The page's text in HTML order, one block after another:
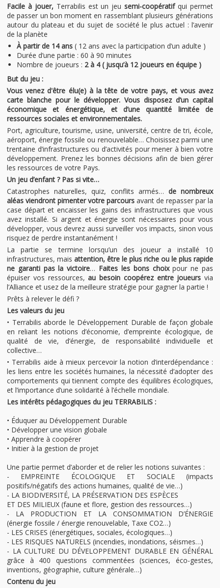
Facile à jouer, Terrabilis est un jeusemi-coopératifqui permet
de passer un bon moment en rassemblant plusieurs générations
autour du plateau et du sujet de société le plus actuel : l’avenir
de la planète
À partir de 14 ans ( 12 ans avec la participation d’un adulte )
Durée d’une partie : 60 à 90 minutes
Nombre de joueurs : 2 à 4 ( jusqu’à 12 joueurs en équipe )
But du jeu :
Vous venez d'être élu(e) à la tête de votre pays, et vous avez
carte blanche pour le développer. Vous disposez d’un capital
économique et énergétique, et d’une quantité limitée de
ressources sociales et environnementales.
Port, agriculture, tourisme, usine, université, centre de tri, école,
aéroport, énergie fossile ou renouvelable… Choisissez parmi une
trentaine d’infrastructures ou d’activités pour mener à bien votre
développement. Prenez les bonnes décisions afin de bien gérer
les ressources de votre Pays.
Un jeu d’enfant ? Pas si vite…
Catastrophes naturelles, quiz, conflits armés… de nombreux
aléas viendront pimenter votre parcours avant de repasser par la
case départ et encaisser les gains des infrastructures que vous
avez installé. Si argent et énergie sont nécessaires pour vous
développer, vous devrez aussi surveiller vos impacts, sinon vous
risquez de perdre instantanément !
La partie se termine lorsqu’un des joueur a installé 10
infrastructures, mais attention, être le plus riche ou le plus rapide
ne garanti pas la victoire… Faites les bons choixpour ne pas
épuiser vos ressources,au besoin coopérez entre joueurs via
l’Alliance et usez de la meilleure stratégie pour gagner la partie !
Prêts à relever le défi ?
Les valeurs du jeu
• Terrabilis aborde le Développement Durable de façon globale
en reliant les notions d’économie, d’empreinte écologique, de
qualité de vie, d’énergie, de responsabilité individuelle et
collective…
• Terrabilis aide à mieux percevoir la notion d’interdépendance :
les liens entre les sociétés humaines, la nécessité d’adopter des
comportements qui tiennent compte des équilibres écologiques,
et l’importance d’une solidarité à l’échelle mondiale.
Les intérêts pédagogiques du jeu TERRABILIS :
• Éduquer au Développement Durable
• Développer une vision globale
• Apprendre à coopérer
• Initier à la gestion de projet
Une partie permet d’aborder et de relier les notions suivantes :
- EMPREINTE ÉCOLOGIQUE ET SOCIALE (impacts
positifs/négatifs des actions humaines, qualité de vie…)
- LA BIODIVERSITÉ, LA PRÉSERVATION DES ESPÈCES
ET DES MILIEUX (faune et flore, gestion des ressources…)
- LA PRODUCTION ET LA CONSOMMATION D’ÉNERGIE
(énergie fossile / énergie renouvelable, Taxe CO2…)
- LES CRISES (énergétiques, sociales, écologiques…)
- LES RISQUES NATURELS (incendies, inondations, séismes…)
- LA CULTURE DU DÉVELOPPEMENT DURABLE EN GÉNÉRAL
grâce à 400 questions commentées (sciences, éco-gestes,
inventions, géographie, culture générale…)
Contenu du jeu